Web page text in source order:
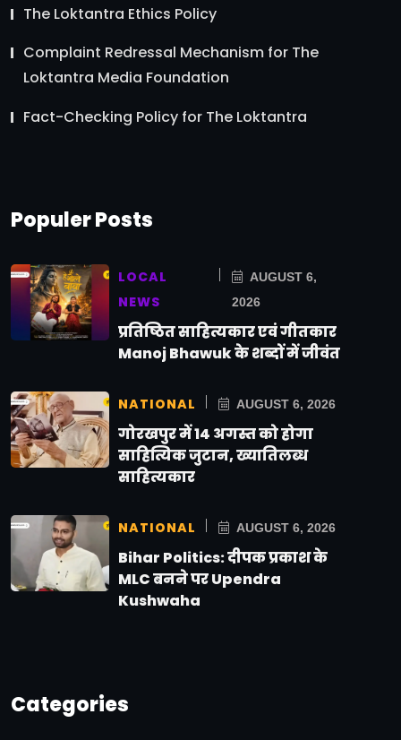
The Loktantra Ethics Policy
Complaint Redressal Mechanism for The
Loktantra Media Foundation
Fact-Checking Policy for The Loktantra
Populer Posts
LOCAL
NEWS
AUGUST 6,
2026
प्रतिष्ठित साहित्यकार एवं गीतकार
Manoj Bhawuk के शब्दों में जीवंत
NATIONAL AUGUST 6, 2026
गोरखपुर में 14 अगस्त को होगा
साहित्यिक जुटान, ख्यातिलब्ध
साहित्यकार
NATIONAL AUGUST 6, 2026
Bihar Politics: दीपक प्रकाश के
MLC बनने पर Upendra
Kushwaha
Categories